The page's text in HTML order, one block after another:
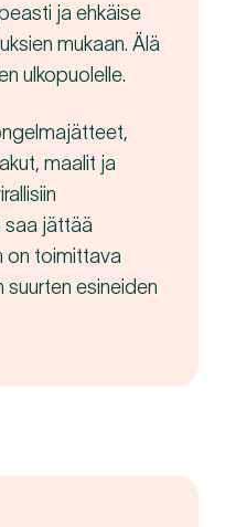
ja ehkäise
mukaan. Älä
ulkopuolelle.
maalit ja
saa jättää
on toimittava
suurten esineiden